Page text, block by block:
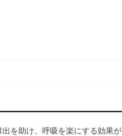
を助け、呼吸を楽にする効果が